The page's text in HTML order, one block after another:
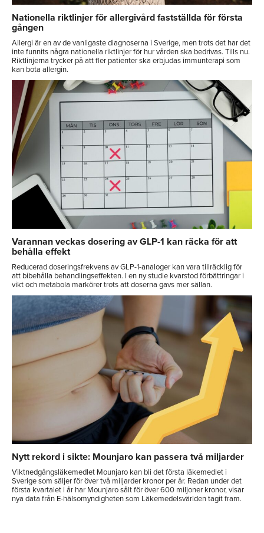
Nationella riktlinjer för allergivård fastställda för första
gången
Allergi är en av de vanligaste diagnoserna i Sverige, men trots det har det
inte funnits några nationella riktlinjer för hur vården ska bedrivas. Tills nu.
Riktlinjerna trycker på att fler patienter ska erbjudas immunterapi som
kan bota allergin.
Varannan veckas dosering av GLP-1 kan räcka för att
behålla effekt
Reducerad doseringsfrekvens av GLP-1-analoger kan vara tillräcklig för
att bibehålla behandlingseffekten. I en ny studie kvarstod förbättringar i
vikt och metabola markörer trots att doserna gavs mer sällan.
Nytt rekord i sikte: Mounjaro kan passera två miljarder
Viktnedgångsläkemedlet Mounjaro kan bli det första läkemedlet i
Sverige som säljer för över två miljarder kronor per år. Redan under det
första kvartalet i år har Mounjaro sålt för över 600 miljoner kronor, visar
nya data från E-hälsomyndigheten som Läkemedelsvärlden tagit fram.